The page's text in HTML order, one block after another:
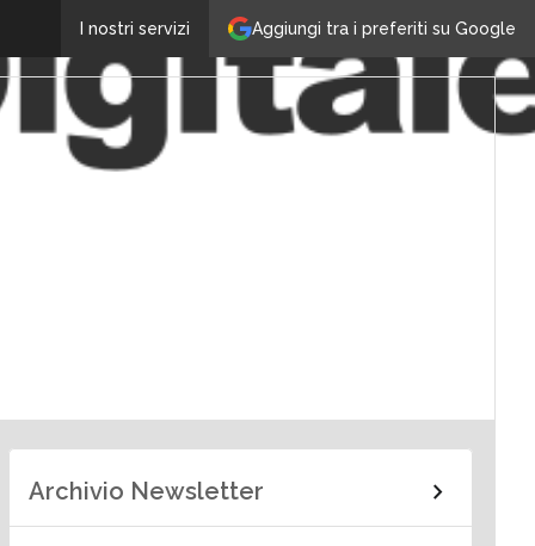
Aggiungi tra i preferiti su Google
I nostri servizi
Archivio Newsletter